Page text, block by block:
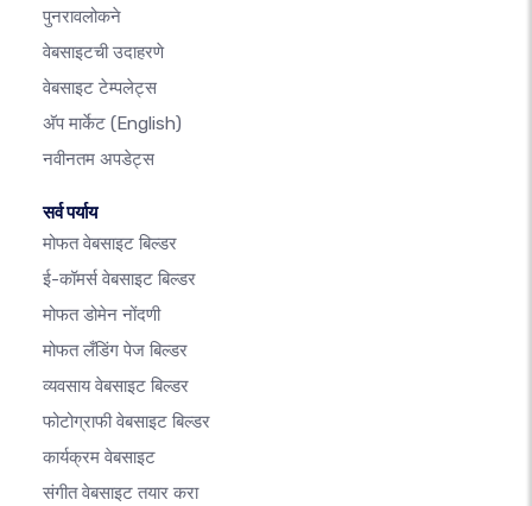
पुनरावलोकने
वेबसाइटची उदाहरणे
वेबसाइट टेम्पलेट्स
अ‍ॅप मार्केट (English)
नवीनतम अपडेट्स
सर्व पर्याय
मोफत वेबसाइट बिल्डर
ई-कॉमर्स वेबसाइट बिल्डर
मोफत डोमेन नोंदणी
मोफत लँडिंग पेज बिल्डर
व्यवसाय वेबसाइट बिल्डर
फोटोग्राफी वेबसाइट बिल्डर
कार्यक्रम वेबसाइट
संगीत वेबसाइट तयार करा